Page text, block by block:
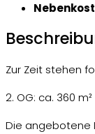
Zur Zeit stehen
2. OG: ca. 360
Die angebotene